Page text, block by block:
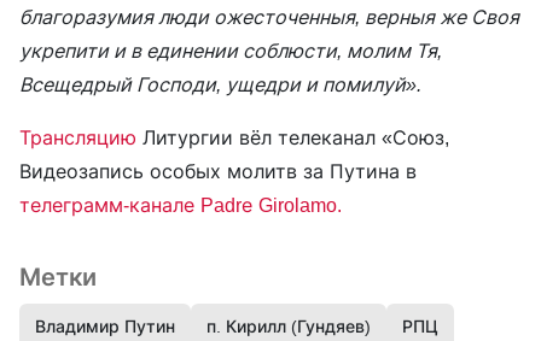
благоразумия люди ожесточенныя, верныя же Своя
укрепити и в единении соблюсти, молим Тя,
Всещедрый Господи, ущедри и помилуй».
Трансляцию Литургии вёл телеканал «Союз,
Видеозапись особых молитв за Путина в
телеграмм-канале Padrе Girolamo.
Метки
Владимир Путин п. Кирилл (Гундяев) РПЦ